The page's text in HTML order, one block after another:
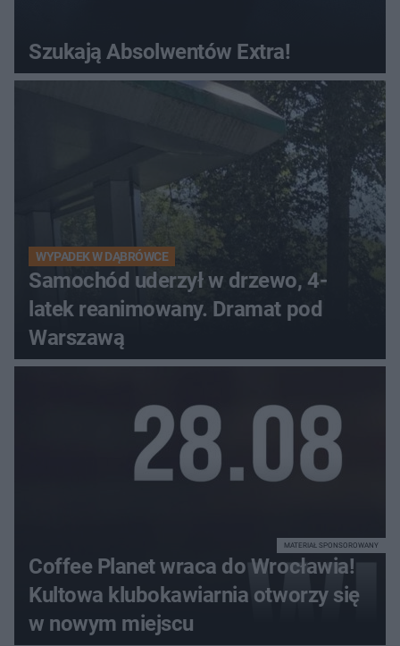
Szukają Absolwentów Extra!
WYPADEK W DĄBRÓWCE
Samochód uderzył w drzewo, 4-
latek reanimowany. Dramat pod
Warszawą
Coffee Planet wraca do Wrocławia!
Kultowa klubokawiarnia otworzy się
w nowym miejscu
MATERIAŁ SPONSOROWANY